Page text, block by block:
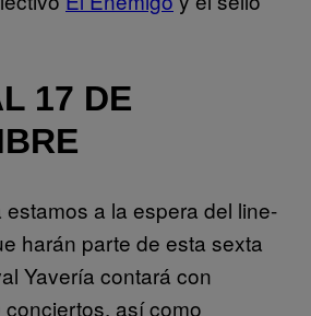
17 DE
a la espera del line-
harán parte de esta sexta
Yavería contará con
así como